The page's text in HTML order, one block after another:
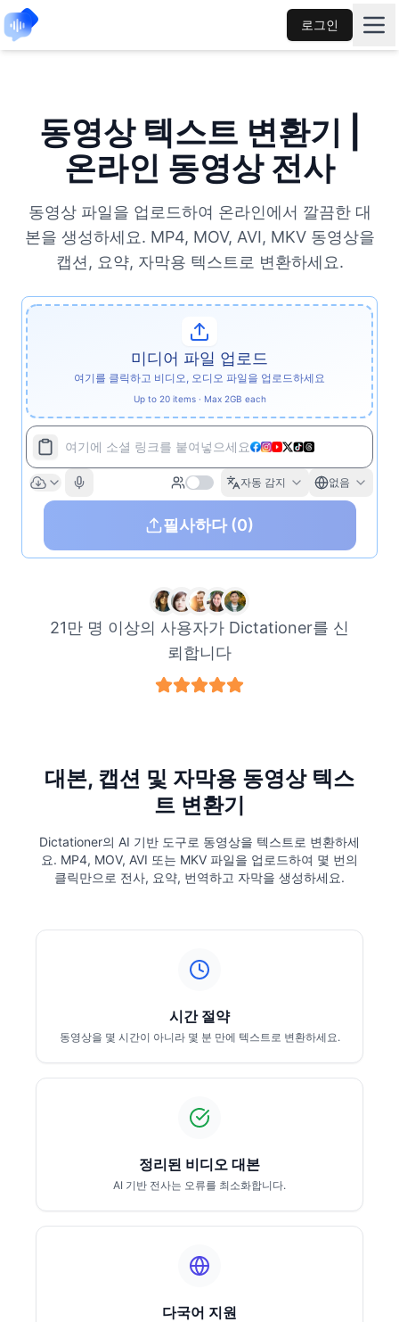
로그인
동영상 텍스트 변환기 |
온라인 동영상 전사
동영상 파일을 업로드하여 온라인에서 깔끔한 대
본을 생성하세요. MP4, MOV, AVI, MKV 동영상을
캡션, 요약, 자막용 텍스트로 변환하세요.
미디어 파일 업로드
여기를 클릭하고 비디오, 오디오 파일을 업로드하세요
Up to 20 items · Max 2GB each
여기에 소셜 링크를 붙여넣으세요
자동 감지 없음
필사하다(0)
21만 명 이상의 사용자가 Dictationer를 신
뢰합니다
대본, 캡션 및 자막용 동영상 텍스
트 변환기
Dictationer의 AI 기반 도구로 동영상을 텍스트로 변환하세
요. MP4, MOV, AVI 또는 MKV 파일을 업로드하여 몇 번의
클릭만으로 전사, 요약, 번역하고 자막을 생성하세요.
시간 절약
동영상을 몇 시간이 아니라 몇 분 만에 텍스트로 변환하세요.
정리된 비디오 대본
AI 기반 전사는 오류를 최소화합니다.
다국어 지원